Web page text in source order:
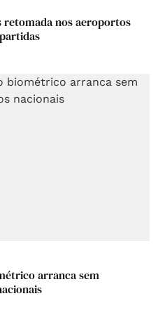
retomada nos aeroportos
arranca sem